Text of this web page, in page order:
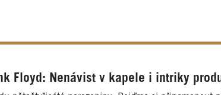
Floyd: Nenávist v kapele i intriky